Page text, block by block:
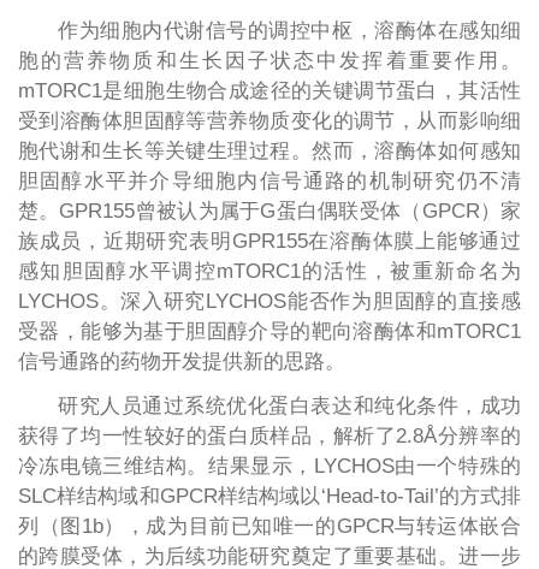
作为细胞内代谢信号的调控中枢，溶酶体在感知细
胞的营养物质和生长因子状态中发挥着重要作用。
mTORC1是细胞生物合成途径的关键调节蛋白，其活性
受到溶酶体胆固醇等营养物质变化的调节，从而影响细
胞代谢和生长等关键生理过程。然而，溶酶体如何感知
胆固醇水平并介导细胞内信号通路的机制研究仍不清
楚。GPR155曾被认为属于G蛋白偶联受体（GPCR）家
族成员，近期研究表明GPR155在溶酶体膜上能够通过
感知胆固醇水平调控mTORC1的活性，被重新命名为
LYCHOS。深入研究LYCHOS能否作为胆固醇的直接感
受器，能够为基于胆固醇介导的靶向溶酶体和mTORC1
信号通路的药物开发提供新的思路。
研究人员通过系统优化蛋白表达和纯化条件，成功
获得了均一性较好的蛋白质样品，解析了2.8Å分辨率的
冷冻电镜三维结构。结果显示，LYCHOS由一个特殊的
SLC样结构域和GPCR样结构域以‘Head-to-Tail’的方式排
列（图1b），成为目前已知唯一的GPCR与转运体嵌合
的跨膜受体，为后续功能研究奠定了重要基础。进一步